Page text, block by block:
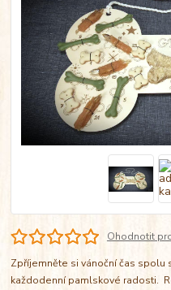
Ohodnotit
Zpříjemněte si vánoční čas spolu
každodenní pamlskové radosti.